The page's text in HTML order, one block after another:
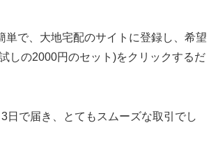
単で、大地宅配のサイトに登録し、希望
しの2000円のセット)をクリックするだ
日で届き、とてもスムーズな取引でし